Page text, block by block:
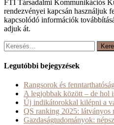
FTI Társadalmi Kommunikációs
rendezvényei kapcsán használjuk
kapcsolódó információk
adjuk át.
Keresés:
Legutóbbi bejegyzések
Rangsorok és fenntarthatóság
A legjobbak között – de hol
Új indikátorokkal kilépni a
QS ranking 2025: látványos
Gazdaságtudományok: